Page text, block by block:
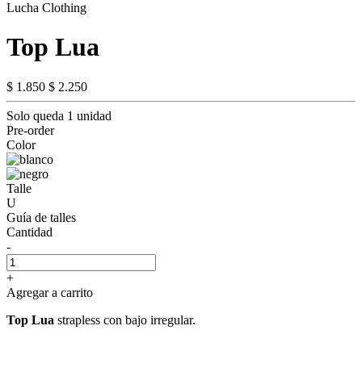
Lucha Clothing
Top Lua
$ 1.850 $ 2.250
Solo queda 1 unidad
Pre-order
Color
Talle
U
Guía de talles
Cantidad
-
+
Agregar a carrito
Top Lua strapless con bajo irregular.